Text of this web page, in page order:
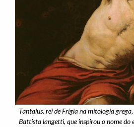
Tantalus, rei de Frígia na mitologia
Battista langetti, que inspirou o nome do